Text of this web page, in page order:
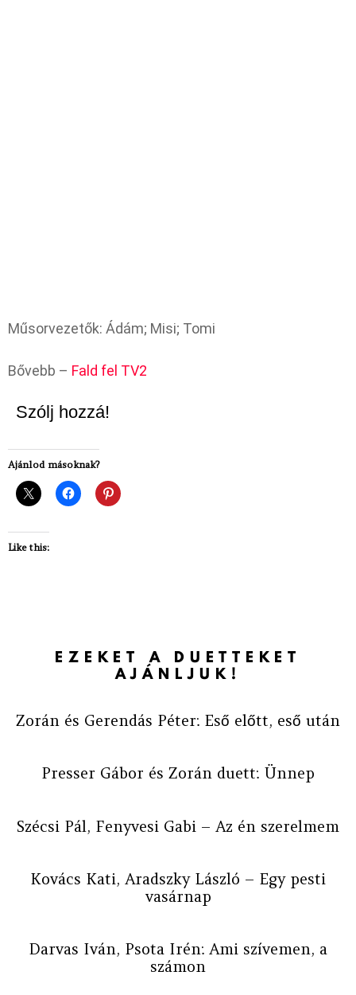
Műsorvezetők: Ádám; Misi; Tomi
Bővebb – Fald fel TV2
Szólj hozzá!
Ajánlod másoknak?
Like this:
EZEKET A DUETTEKET
AJÁNLJUK!
Zorán és Gerendás Péter: Eső előtt, eső után
Presser Gábor és Zorán duett: Ünnep
Szécsi Pál, Fenyvesi Gabi – Az én szerelmem
Kovács Kati, Aradszky László – Egy pesti
vasárnap
Darvas Iván, Psota Irén: Ami szívemen, a
számon